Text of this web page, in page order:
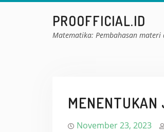
PROOFFICIAL.ID
Matematika: Pembahasan materi
November 23, 2023